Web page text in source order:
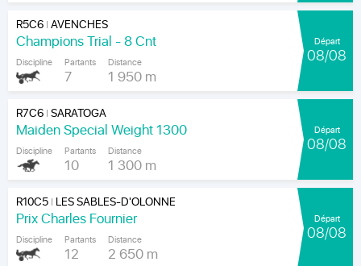
R5C6|AVENCHES
Champions Trial - 8 Cnt
Discipline Partants
7
Distance
1 950 m
Départ
08/08
R7C6|SARATOGA
Maiden Special Weight 1300
Discipline Partants
10
Distance
1 300 m
Départ
08/08
R10C5| LES SABLES-D'OLONNE
Prix Charles Fournier
Discipline Partants
12
Distance
2 650 m
Départ
08/08